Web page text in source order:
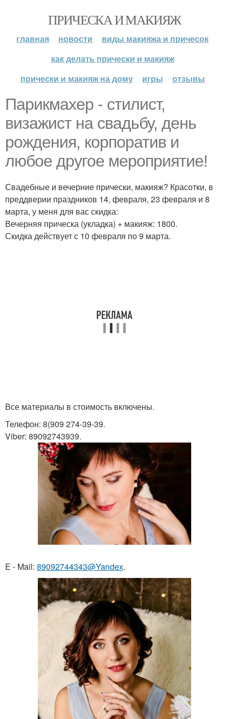
ПРИЧЕСКА И МАКИЯЖ
главная новости
виды макияжа и причесок
как делать прически и макияж
прически и макияж на дому
игры отзывы
Парикмахер - стилист,
визажист на свадьбу, день
рождения, корпоратив и
любое другое мероприятие!
Свадебные и вечерние прически, макияж? Красотки, в
преддверии праздников 14, февраля, 23 февраля и 8
марта, у меня для вас скидка:
Вечерняя прическа (укладка) + макияж: 1800.
Скидка действует с 10 февраля по 9 марта.
Все материалы в стоимость включены.
Телефон: 8(909 274-39-39.
Viber: 89092743939.
E - Mail: 89092744343@Yandex.